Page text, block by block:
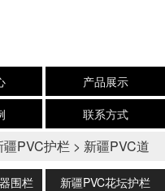
产品展示
联系方式
疆PVC护栏 > 新疆PVC道
围栏
新疆PVC花坛护栏